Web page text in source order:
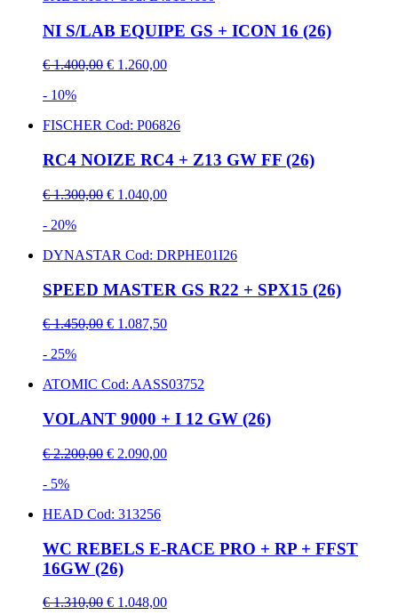
NI S/LAB EQUIPE GS + ICON 16 (26)
€ 1.400,00 € 1.260,00
- 10%
FISCHER Cod: P06826
RC4 NOIZE RC4 + Z13 GW FF (26)
€ 1.300,00 € 1.040,00
- 20%
DYNASTAR Cod: DRPHE01I26
SPEED MASTER GS R22 + SPX15 (26)
€ 1.450,00 € 1.087,50
- 25%
ATOMIC Cod: AASS03752
VOLANT 9000 + I 12 GW (26)
€ 2.200,00 € 2.090,00
- 5%
HEAD Cod: 313256
WC REBELS E-RACE PRO + RP + FFST
16GW (26)
€ 1.310,00 € 1.048,00